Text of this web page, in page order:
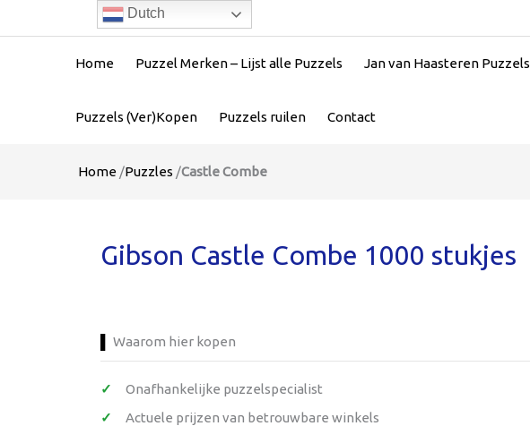
Home Puzzel Merken – Lijst alle Puzzels Jan van Haasteren Puzzels
Puzzels (Ver)Kopen Puzzels ruilen Contact
Home /Puzzles /Castle Combe
Gibson Castle Combe 1000 stukjes
Waarom hier kopen
Onafhankelijke puzzelspecialist
Actuele prijzen van betrouwbare winkels
Dutch